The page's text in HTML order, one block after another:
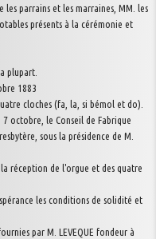
les parrains et les marraines, MM. les
présents à la cérémonie et
plupart.
1883
cloches (fa, la, si bémol et do).
octobre, le Conseil de Fabrique
sous la présidence de M.
réception de l'orgue et des quatre
les conditions de solidité et
par M. LEVEQUE fondeur à